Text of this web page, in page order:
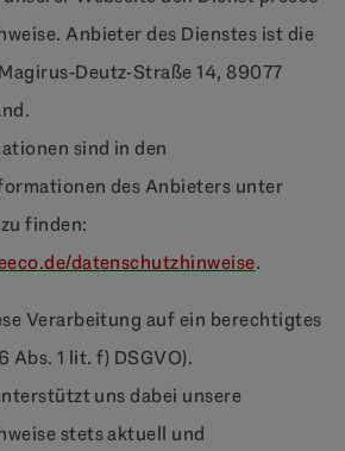
Anbieter des Dienstes ist die
Deutz-Straße 14, 89077
sind in den
des Anbieters unter
finden:
datenschutzhinweise.
Verarbeitung auf ein berechtigtes
Abs. 1 lit. f) DSGVO).
uns dabei unsere
stets aktuell und